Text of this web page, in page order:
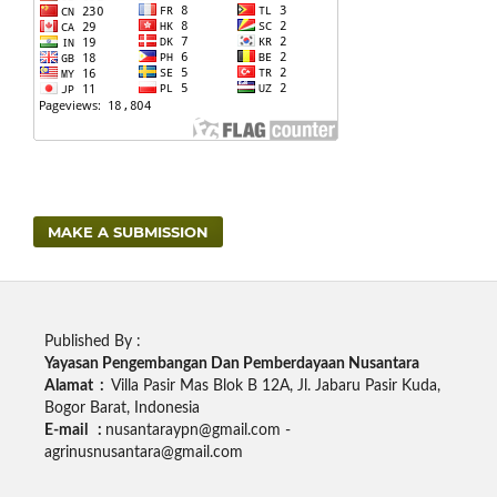
MAKE A SUBMISSION
Published By :
Yayasan Pengembangan Dan Pemberdayaan Nusantara
Alamat : Villa Pasir Mas Blok B 12A, Jl. Jabaru Pasir Kuda,
Bogor Barat, Indonesia
E-mail : nusantaraypn@gmail.com -
agrinusnusantara@gmail.com